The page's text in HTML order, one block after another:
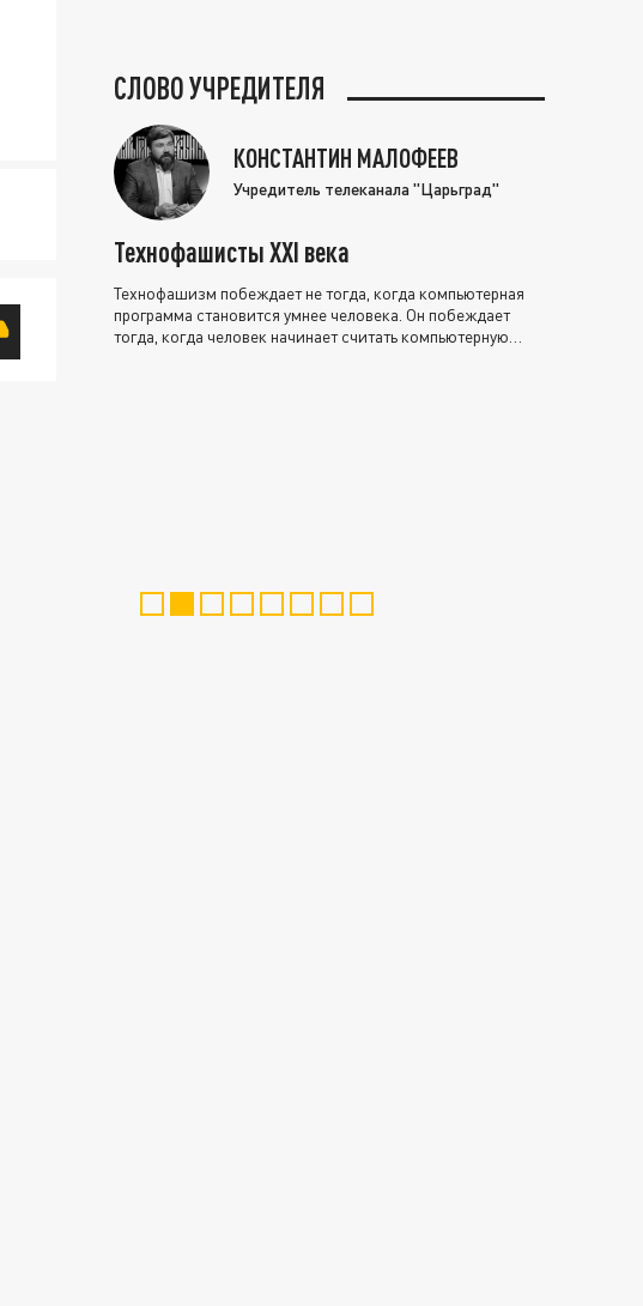
СЛОВО УЧРЕДИТЕЛЯ
КОНСТАНТИН МАЛОФЕЕВ
Учредитель телеканала "Царьград"
Технофашисты XXI века
Технофашизм побеждает не тогда, когда компьютерная
программа становится умнее человека. Он побеждает
тогда, когда человек начинает считать компьютерную